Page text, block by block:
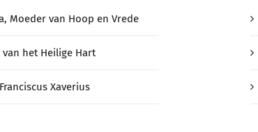
Moeder van Hoop en Vrede
van het Heilige Hart
Xaverius